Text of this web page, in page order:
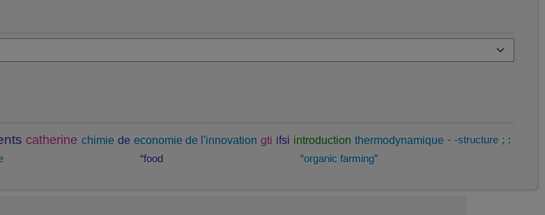
catherine chimie de economie de l'innovation gti ifsi introduction thermodynamique - -structure ; :
“food “organic farming”